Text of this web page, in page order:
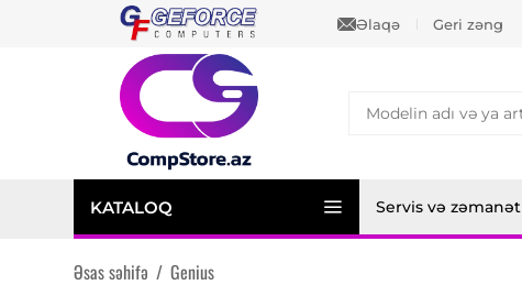
Əlaqə Geri zəng
KATALOQ Servis və zəmanət
Əsas səhifə / Genius